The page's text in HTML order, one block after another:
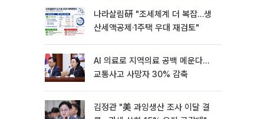
나라살림硏 "조세체계 더 복잡…생
산세액공제·1주택 우대 재검토"
AI 의료로 지역의료 공백 메운다…
교통사고 사망자 30% 감축
김정관 "美 과잉생산 조사 이달 결